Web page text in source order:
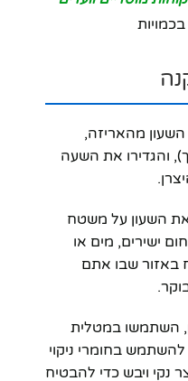
השעון מהאריזה,
והגדירו את השעה
השעון על משטח
ישירים, מים או
באזור שבו אתם
השתמשו במטלית
בחומרי ניקוי
נקי ויבש כדי להבטיח